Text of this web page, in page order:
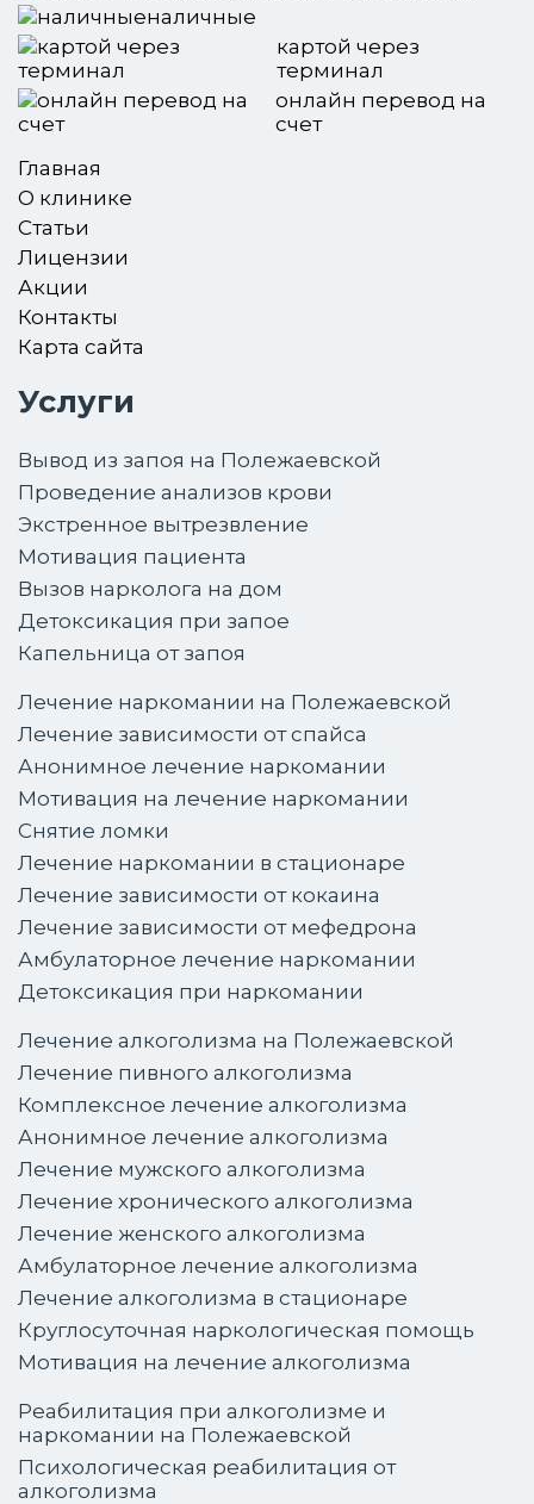
наличные
картой через
терминал
онлайн перевод на
счет
Главная
О клинике
Статьи
Лицензии
Акции
Контакты
Карта сайта
Услуги
Вывод из запоя на Полежаевской
Проведение анализов крови
Экстренное вытрезвление
Мотивация пациента
Вызов нарколога на дом
Детоксикация при запое
Капельница от запоя
Лечение наркомании на Полежаевской
Лечение зависимости от спайса
Анонимное лечение наркомании
Мотивация на лечение наркомании
Снятие ломки
Лечение наркомании в стационаре
Лечение зависимости от кокаина
Лечение зависимости от мефедрона
Амбулаторное лечение наркомании
Детоксикация при наркомании
Лечение алкоголизма на Полежаевской
Лечение пивного алкоголизма
Комплексное лечение алкоголизма
Анонимное лечение алкоголизма
Лечение мужского алкоголизма
Лечение хронического алкоголизма
Лечение женского алкоголизма
Амбулаторное лечение алкоголизма
Лечение алкоголизма в стационаре
Круглосуточная наркологическая помощь
Мотивация на лечение алкоголизма
Реабилитация при алкоголизме и
наркомании на Полежаевской
Психологическая реабилитация от
алкоголизма